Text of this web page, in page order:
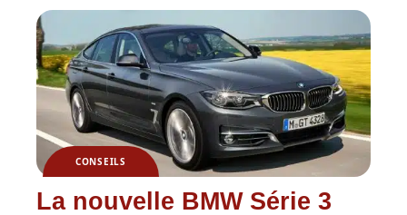
CONSEILS
La nouvelle BMW Série 3